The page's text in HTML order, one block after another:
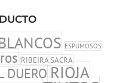
ESPUMOSOS
RIBEIRA SACRA
DUERORIOJA